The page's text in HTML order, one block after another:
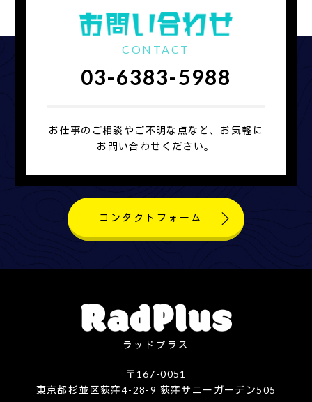
会社概要を見る
CONTACT
03-6383-5988
お仕事のご相談やご不明な点など、お気軽に
お問い合わせください。
コンタクトフォーム
ラッドプラス
〒167-0051
東京都杉並区荻窪4-28-9 荻窪サニーガーデン505